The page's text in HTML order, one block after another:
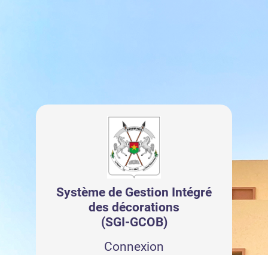
Système de Gestion Intégré
des décorations
(SGI-GCOB)
Connexion